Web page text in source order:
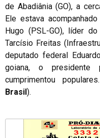
de Abadiânia (GO), a
Ele estava
Hugo (PSL-GO), líder
Tarcísio Freitas
deputado federal
goiana, o presidente
cumprimentou
Brasil ).